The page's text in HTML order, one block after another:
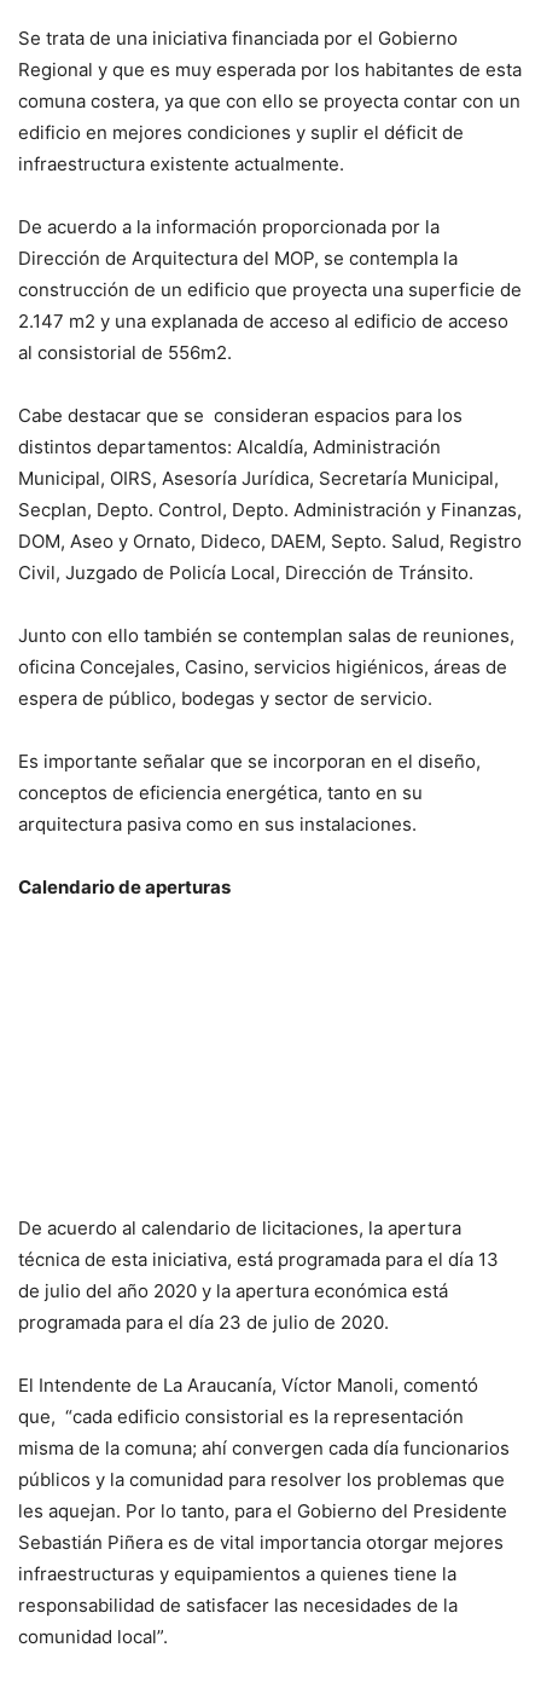
Se trata de una iniciativa financiada por el Gobierno
Regional y que es muy esperada por los habitantes de esta
comuna costera, ya que con ello se proyecta contar con un
edificio en mejores condiciones y suplir el déficit de
infraestructura existente actualmente.
De acuerdo a la información proporcionada por la
Dirección de Arquitectura del MOP, se contempla la
construcción de un edificio que proyecta una superficie de
2.147 m2 y una explanada de acceso al edificio de acceso
al consistorial de 556m2.
Cabe destacar que se consideran espacios para los
distintos departamentos: Alcaldía, Administración
Municipal, OIRS, Asesoría Jurídica, Secretaría Municipal,
Secplan, Depto. Control, Depto. Administración y Finanzas,
DOM, Aseo y Ornato, Dideco, DAEM, Septo. Salud, Registro
Civil, Juzgado de Policía Local, Dirección de Tránsito.
Junto con ello también se contemplan salas de reuniones,
oficina Concejales, Casino, servicios higiénicos, áreas de
espera de público, bodegas y sector de servicio.
Es importante señalar que se incorporan en el diseño,
conceptos de eficiencia energética, tanto en su
arquitectura pasiva como en sus instalaciones.
Calendario de aperturas
De acuerdo al calendario de licitaciones, la apertura
técnica de esta iniciativa, está programada para el día 13
de julio del año 2020 y la apertura económica está
programada para el día 23 de julio de 2020.
El Intendente de La Araucanía, Víctor Manoli, comentó
que, “cada edificio consistorial es la representación
misma de la comuna; ahí convergen cada día funcionarios
públicos y la comunidad para resolver los problemas que
les aquejan. Por lo tanto, para el Gobierno del Presidente
Sebastián Piñera es de vital importancia otorgar mejores
infraestructuras y equipamientos a quienes tiene la
responsabilidad de satisfacer las necesidades de la
comunidad local”.